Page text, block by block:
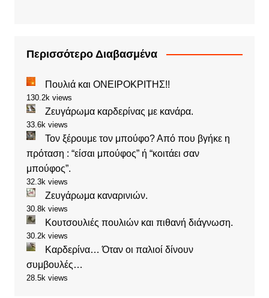
Περισσότερο Διαβασμένα
Πουλιά και ΟΝΕΙΡΟΚΡΙΤΗΣ!!
130.2k views
Ζευγάρωμα καρδερίνας με κανάρα.
33.6k views
Τον ξέρουμε τον μπούφο? Από που βγήκε η
πρόταση : “είσαι μπούφος” ή “κοιτάει σαν
μπούφος”.
32.3k views
Ζευγάρωμα καναρινιών.
30.8k views
Κουτσουλιές πουλιών και πιθανή διάγνωση.
30.2k views
Καρδερίνα… Όταν οι παλιοί δίνουν
συμβουλές…
28.5k views